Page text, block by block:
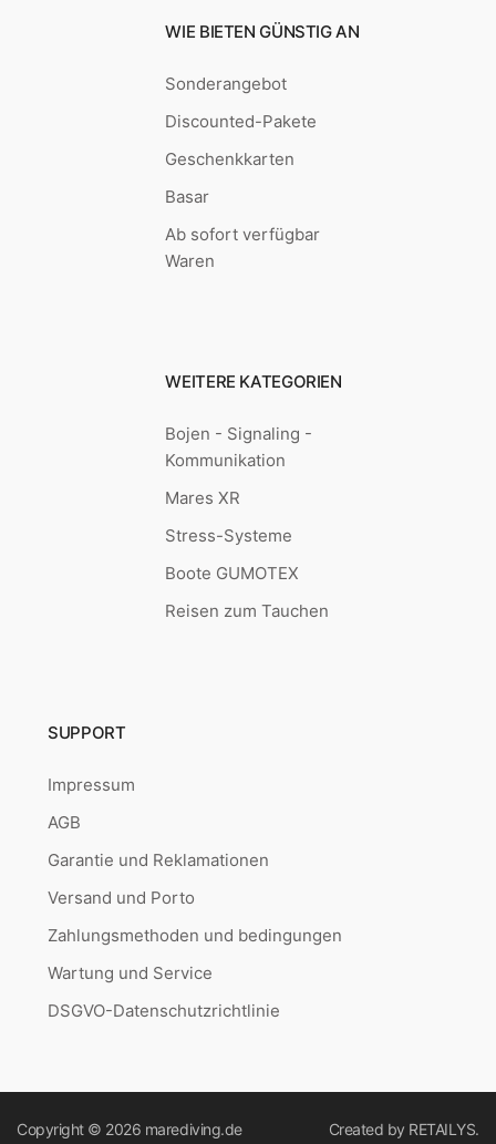
WIE BIETEN GÜNSTIG AN
Sonderangebot
Discounted-Pakete
Geschenkkarten
Basar
Ab sofort verfügbar
Waren
WEITERE KATEGORIEN
Bojen - Signaling -
Kommunikation
Mares XR
Stress-Systeme
Boote GUMOTEX
Reisen zum Tauchen
SUPPORT
Impressum
AGB
Garantie und Reklamationen
Versand und Porto
Zahlungsmethoden und bedingungen
Wartung und Service
DSGVO-Datenschutzrichtlinie
Copyright © 2026 marediving.de Created by RETAILYS.